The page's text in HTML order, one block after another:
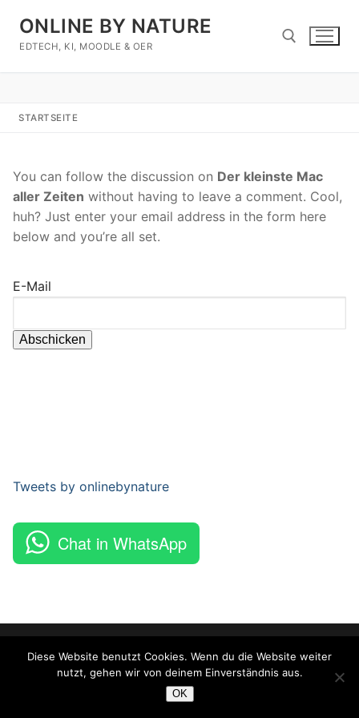
Inhalt
springen
ONLINE BY NATURE
EDTECH, KI, MOODLE & OER
STARTSEITE
You can follow the discussion on Der kleinste Mac
aller Zeiten without having to leave a comment. Cool,
huh? Just enter your email address in the form here
below and you’re all set.
E-Mail
Tweets by onlinebynature
Chat in WhatsApp
Copyright © 2026 Online By Nature – Powered byCustomify
Diese Website benutzt Cookies. Wenn du die Website weiter
nutzt, gehen wir von deinem Einverständnis aus.
OK